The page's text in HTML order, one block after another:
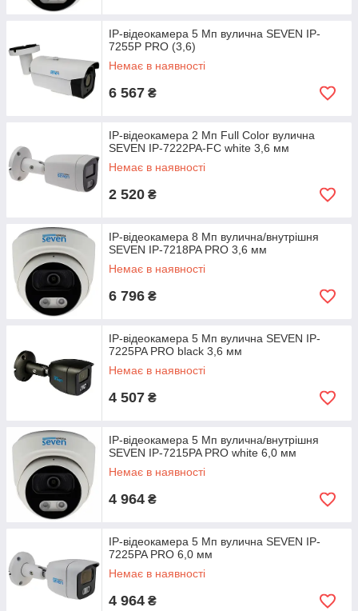
IP-відеокамера 5 Мп вулична SEVEN IP-
7255P PRO (3,6)
Немає в наявності
6 567 ₴
IP-відеокамера 2 Мп Full Color вулична
SEVEN IP-7222PA-FC white 3,6 мм
Немає в наявності
2 520 ₴
IP-відеокамера 8 Мп вулична/внутрішня
SEVEN IP-7218PA PRO 3,6 мм
Немає в наявності
6 796 ₴
IP-відеокамера 5 Мп вулична SEVEN IP-
7225PA PRO black 3,6 мм
Немає в наявності
4 507 ₴
IP-відеокамера 5 Мп вулична/внутрішня
SEVEN IP-7215PA PRO white 6,0 мм
Немає в наявності
4 964 ₴
IP-відеокамера 5 Мп вулична SEVEN IP-
7225PA PRO 6,0 мм
Немає в наявності
4 964 ₴